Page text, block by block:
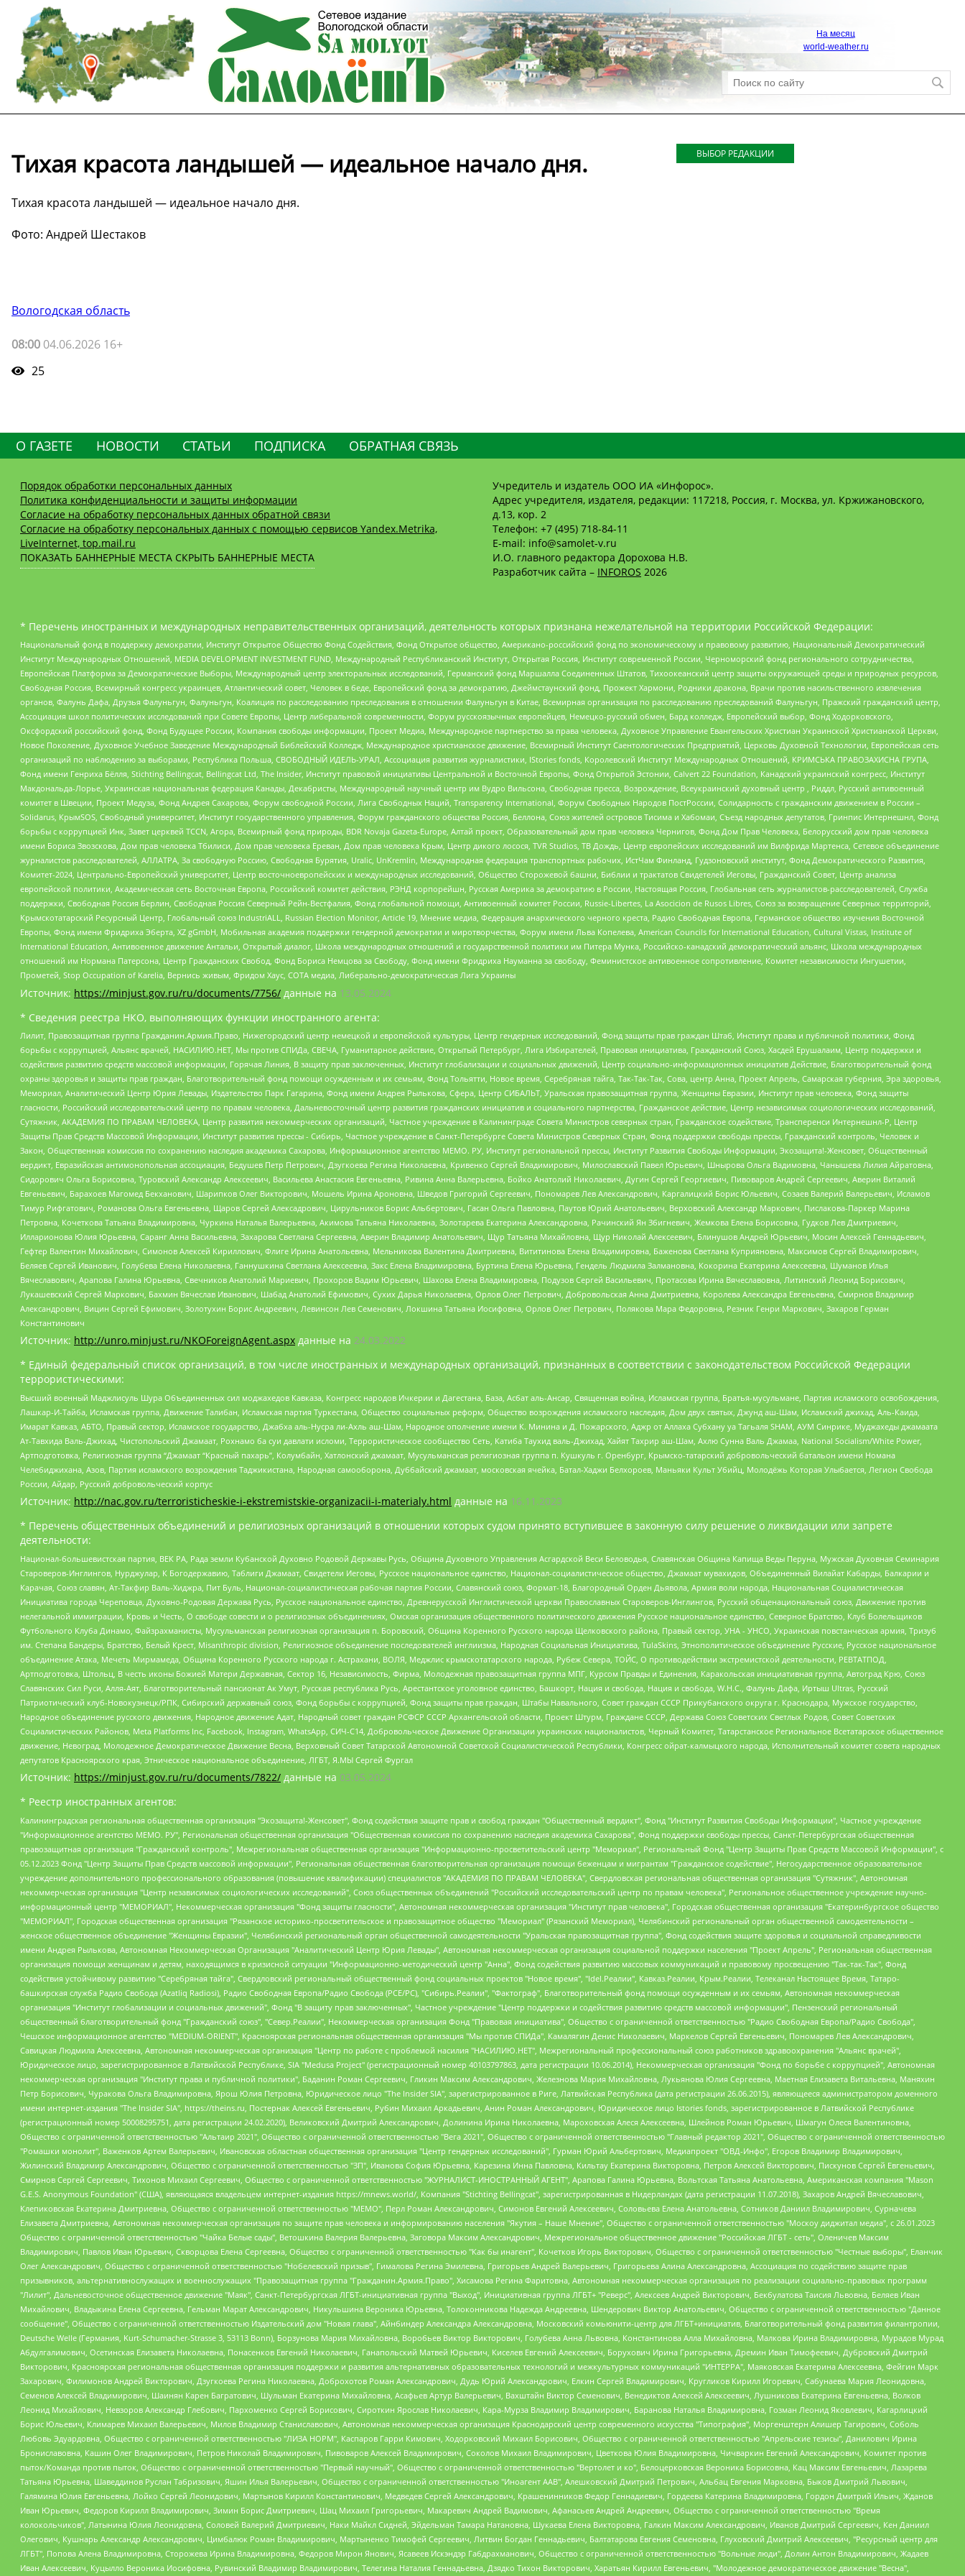
На месяц
world-weather.ru
Тихая красота ландышей — идеальное начало дня.
Тихая красота ландышей — идеальное начало дня.
Фото: Андрей Шестаков
Вологодская область
08:00 04.06.2026 16+
25
ВЫБОР РЕДАКЦИИ
О ГАЗЕТЕ НОВОСТИ СТАТЬИ ПОДПИСКА ОБРАТНАЯ СВЯЗЬ
Порядок обработки персональных данных
Политика конфиденциальности и защиты информации
Согласие на обработку персональных данных обратной связи
Согласие на обработку персональных данных с помощью сервисов Yandex.Metrika,
LiveInternet, top.mail.ru
ПОКАЗАТЬ БАННЕРНЫЕ МЕСТА СКРЫТЬ БАННЕРНЫЕ МЕСТА
Учредитель и издатель ООО ИА «Инфорос».
Адрес учредителя, издателя, редакции: 117218, Россия, г. Москва, ул. Кржижановского,
д.13, кор. 2
Телефон: +7 (495) 718-84-11
E-mail: info@samolet-v.ru
И.О. главного редактора Дорохова Н.В.
Разработчик сайта – INFOROS 2026
* Перечень иностранных и международных неправительственных организаций, деятельность которых признана нежелательной на территории Российской Федерации:
Национальный фонд в поддержку демократии, Институт Открытое Общество Фонд Содействия, Фонд Открытое общество, Американо-российский фонд по экономическому и правовому развитию, Национальный Демократический
Институт Международных Отношений, MEDIA DEVELOPMENT INVESTMENT FUND, Международный Республиканский Институт, Открытая Россия, Институт современной России, Черноморский фонд регионального сотрудничества,
Европейская Платформа за Демократические Выборы, Международный центр электоральных исследований, Германский фонд Маршалла Соединенных Штатов, Тихоокеанский центр защиты окружающей среды и природных ресурсов,
Свободная Россия, Всемирный конгресс украинцев, Атлантический совет, Человек в беде, Европейский фонд за демократию, Джеймстаунский фонд, Прожект Хармони, Родники дракона, Врачи против насильственного извлечения
органов, Фалунь Дафа, Друзья Фалуньгун, Фалуньгун, Коалиция по расследованию преследования в отношении Фалуньгун в Китае, Всемирная организация по расследованию преследований Фалуньгун, Пражский гражданский центр,
Ассоциация школ политических исследований при Совете Европы, Центр либеральной современности, Форум русскоязычных европейцев, Немецко-русский обмен, Бард колледж, Европейский выбор, Фонд Ходорковского,
Оксфордский российский фонд, Фонд Будущее России, Компания свободы информации, Проект Медиа, Международное партнерство за права человека, Духовное Управление Евангельских Христиан Украинской Христианской Церкви,
Новое Поколение, Духовное Учебное Заведение Международный Библейский Колледж, Международное христианское движение, Всемирный Институт Саентологических Предприятий, Церковь Духовной Технологии, Европейская сеть
организаций по наблюдению за выборами, Республика Польша, СВОБОДНЫЙ ИДЕЛЬ-УРАЛ, Ассоциация развития журналистики, IStories fonds, Королевский Институт Международных Отношений, КРИМСЬКА ПРАВОЗАХИСНА ГРУПА,
Фонд имени Генриха Бёлля, Stichting Bellingcat, Bellingcat Ltd, The Insider, Институт правовой инициативы Центральной и Восточной Европы, Фонд Открытой Эстонии, Calvert 22 Foundation, Канадский украинский конгресс, Институт
Макдональда-Лорье, Украинская национальная федерация Канады, Декабристы, Международный научный центр им Вудро Вильсона, Свободная пресса, Возрождение, Всеукраинский духовный центр , Риддл, Русский антивоенный
комитет в Швеции, Проект Медуза, Фонд Андрея Сахарова, Форум свободной России, Лига Свободных Наций, Transparеncy International, Форум Свободных Народов ПостРоссии, Солидарность с гражданским движением в России –
Solidarus, КрымSOS, Свободный университет, Институт государственного управления, Форум гражданского общества Россия, Беллона, Союз жителей островов Тисима и Хабомаи, Съезд народных депутатов, Гринпис Интернешнл, Фонд
борьбы с коррупцией Инк, Завет церквей TCCN, Агора, Всемирный фонд природы, BDR Novaja Gazeta-Europe, Алтай проект, Образовательный дом прав человека Чернигов, Фонд Дом Прав Человека, Белорусский дом прав человека
имени Бориса Звозскова, Дом прав человека Тбилиси, Дом прав человека Ереван, Дом прав человека Крым, Центр дикого лосося, TVR Studios, ТВ Дождь, Центр европейских исследований им Вилфрида Мартенса, Сетевое объединение
журналистов расследователей, АЛЛАТРА, За свободную Россию, Свободная Бурятия, Uralic, UnKremlin, Международная федерация транспортных рабочих, ИстЧам Финланд, Гудзоновский институт, Фонд Демократического Развития,
Комитет-2024, Центрально-Европейский университет, Центр восточноевропейских и международных исследований, Общество Сторожевой башни, Библии и трактатов Свидетелей Иеговы, Гражданский Совет, Центр анализа
европейской политики, Академическая сеть Восточная Европа, Российский комитет действия, РЭНД корпорейшн, Русская Америка за демократию в России, Настоящая Россия, Глобальная сеть журналистов-расследователей, Служба
поддержки, Свободная Россия Берлин, Свободная Россия Северный Рейн-Вестфалия, Фонд глобальной помощи, Антивоенный комитет России, Russie-Libertes, La Asocicion de Rusos Libres, Союз за возвращение Северных территорий,
Крымскотатарский Ресурсный Центр, Глобальный союз IndustriALL, Russian Election Monitor, Article 19, Мнение медиа, Федерация анархического черного креста, Радио Свободная Европа, Германское общество изучения Восточной
Европы, Фонд имени Фридриха Эберта, XZ gGmbH, Мобильная академия поддержки гендерной демократии и миротворчества, Форум имени Льва Копелева, American Councils for International Education, Cultural Vistas, Institute of
International Education, Антивоенное движение Антальи, Открытый диалог, Школа международных отношений и государственной политики им Питера Мунка, Российско-канадский демократический альянс, Школа международных
отношений им Нормана Патерсона, Центр Гражданских Свобод, Фонд Бориса Немцова за Свободу, Фонд имени Фридриха Науманна за свободу, Феминистское антивоенное сопротивление, Комитет независимости Ингушетии,
Прометей, Stop Occupation of Karelia, Вернись живым, Фридом Хаус, СОТА медиа, Либерально-демократическая Лига Украины
Источник: https://minjust.gov.ru/ru/documents/7756/ данные на 13.05.2024
* Сведения реестра НКО, выполняющих функции иностранного агента:
Лилит, Правозащитная группа Гражданин.Армия.Право, Нижегородский центр немецкой и европейской культуры, Центр гендерных исследований, Фонд защиты прав граждан Штаб, Институт права и публичной политики, Фонд
борьбы с коррупцией, Альянс врачей, НАСИЛИЮ.НЕТ, Мы против СПИДа, СВЕЧА, Гуманитарное действие, Открытый Петербург, Лига Избирателей, Правовая инициатива, Гражданский Союз, Хасдей Ерушалаим, Центр поддержки и
содействия развитию средств массовой информации, Горячая Линия, В защиту прав заключенных, Институт глобализации и социальных движений, Центр социально-информационных инициатив Действие, Благотворительный фонд
охраны здоровья и защиты прав граждан, Благотворительный фонд помощи осужденным и их семьям, Фонд Тольятти, Новое время, Серебряная тайга, Так-Так-Так, Сова, центр Анна, Проект Апрель, Самарская губерния, Эра здоровья,
Мемориал, Аналитический Центр Юрия Левады, Издательство Парк Гагарина, Фонд имени Андрея Рылькова, Сфера, Центр СИБАЛЬТ, Уральская правозащитная группа, Женщины Евразии, Институт прав человека, Фонд защиты
гласности, Российский исследовательский центр по правам человека, Дальневосточный центр развития гражданских инициатив и социального партнерства, Гражданское действие, Центр независимых социологических исследований,
Сутяжник, АКАДЕМИЯ ПО ПРАВАМ ЧЕЛОВЕКА, Центр развития некоммерческих организаций, Частное учреждение в Калининграде Совета Министров северных стран, Гражданское содействие, Трансперенси Интернешнл-Р, Центр
Защиты Прав Средств Массовой Информации, Институт развития прессы - Сибирь, Частное учреждение в Санкт-Петербурге Совета Министров Северных Стран, Фонд поддержки свободы прессы, Гражданский контроль, Человек и
Закон, Общественная комиссия по сохранению наследия академика Сахарова, Информационное агентство МЕМО. РУ, Институт региональной прессы, Институт Развития Свободы Информации, Экозащита!-Женсовет, Общественный
вердикт, Евразийская антимонопольная ассоциация, Бедушев Петр Петрович, Дзугкоева Регина Николаевна, Кривенко Сергей Владимирович, Милославский Павел Юрьевич, Шнырова Ольга Вадимовна, Чанышева Лилия Айратовна,
Сидорович Ольга Борисовна, Туровский Александр Алексеевич, Васильева Анастасия Евгеньевна, Ривина Анна Валерьевна, Бойко Анатолий Николаевич, Дугин Сергей Георгиевич, Пивоваров Андрей Сергеевич, Аверин Виталий
Евгеньевич, Барахоев Магомед Бекханович, Шарипков Олег Викторович, Мошель Ирина Ароновна, Шведов Григорий Сергеевич, Пономарев Лев Александрович, Каргалицкий Борис Юльевич, Созаев Валерий Валерьевич, Исламов
Тимур Рифгатович, Романова Ольга Евгеньевна, Щаров Сергей Алексадрович, Цирульников Борис Альбертович, Гасан Ольга Павловна, Паутов Юрий Анатольевич, Верховский Александр Маркович, Пислакова-Паркер Марина
Петровна, Кочеткова Татьяна Владимировна, Чуркина Наталья Валерьевна, Акимова Татьяна Николаевна, Золотарева Екатерина Александровна, Рачинский Ян Збигневич, Жемкова Елена Борисовна, Гудков Лев Дмитриевич,
Илларионова Юлия Юрьевна, Саранг Анна Васильевна, Захарова Светлана Сергеевна, Аверин Владимир Анатольевич, Щур Татьяна Михайловна, Щур Николай Алексеевич, Блинушов Андрей Юрьевич, Мосин Алексей Геннадьевич,
Гефтер Валентин Михайлович, Симонов Алексей Кириллович, Флиге Ирина Анатольевна, Мельникова Валентина Дмитриевна, Вититинова Елена Владимировна, Баженова Светлана Куприяновна, Максимов Сергей Владимирович,
Беляев Сергей Иванович, Голубева Елена Николаевна, Ганнушкина Светлана Алексеевна, Закс Елена Владимировна, Буртина Елена Юрьевна, Гендель Людмила Залмановна, Кокорина Екатерина Алексеевна, Шуманов Илья
Вячеславович, Арапова Галина Юрьевна, Свечников Анатолий Мариевич, Прохоров Вадим Юрьевич, Шахова Елена Владимировна, Подузов Сергей Васильевич, Протасова Ирина Вячеславовна, Литинский Леонид Борисович,
Лукашевский Сергей Маркович, Бахмин Вячеслав Иванович, Шабад Анатолий Ефимович, Сухих Дарья Николаевна, Орлов Олег Петрович, Добровольская Анна Дмитриевна, Королева Александра Евгеньевна, Смирнов Владимир
Александрович, Вицин Сергей Ефимович, Золотухин Борис Андреевич, Левинсон Лев Семенович, Локшина Татьяна Иосифовна, Орлов Олег Петрович, Полякова Мара Федоровна, Резник Генри Маркович, Захаров Герман
Константинович
Источник: http://unro.minjust.ru/NKOForeignAgent.aspx данные на 24.03.2022
* Единый федеральный список организаций, в том числе иностранных и международных организаций, признанных в соответствии с законодательством Российской Федерации
террористическими:
Высший военный Маджлисуль Шура Объединенных сил моджахедов Кавказа, Конгресс народов Ичкерии и Дагестана, База, Асбат аль-Ансар, Священная война, Исламская группа, Братья-мусульмане, Партия исламского освобождения,
Лашкар-И-Тайба, Исламская группа, Движение Талибан, Исламская партия Туркестана, Общество социальных реформ, Общество возрождения исламского наследия, Дом двух святых, Джунд аш-Шам, Исламский джихад, Аль-Каида,
Имарат Кавказ, АБТО, Правый сектор, Исламское государство, Джабха аль-Нусра ли-Ахль аш-Шам, Народное ополчение имени К. Минина и Д. Пожарского, Аджр от Аллаха Субхану уа Тагьаля SHAM, АУМ Синрике, Муджахеды джамаата
Ат-Тавхида Валь-Джихад, Чистопольский Джамаат, Рохнамо ба суи давлати исломи, Террористическое сообщество Сеть, Катиба Таухид валь-Джихад, Хайят Тахрир аш-Шам, Ахлю Сунна Валь Джамаа, National Socialism/White Power,
Артподготовка, Религиозная группа “Джамаат “Красный пахарь”, Колумбайн, Хатлонский джамаат, Мусульманская религиозная группа п. Кушкуль г. Оренбург, Крымско-татарский добровольческий батальон имени Номана
Челебиджихана, Азов, Партия исламского возрождения Таджикистана, Народная самооборона, Дуббайский джамаат, московская ячейка, Батал-Хаджи Белхороев, Маньяки Культ Убийц, Молодёжь Которая Улыбается, Легион Свобода
России, Айдар, Русский добровольческий корпус
Источник: http://nac.gov.ru/terroristicheskie-i-ekstremistskie-organizacii-i-materialy.html данные на 16.11.2023
* Перечень общественных объединений и религиозных организаций в отношении которых судом принято вступившее в законную силу решение о ликвидации или запрете
деятельности:
Национал-большевистская партия, ВЕК РА, Рада земли Кубанской Духовно Родовой Державы Русь, Община Духовного Управления Асгардской Веси Беловодья, Славянская Община Капища Веды Перуна, Мужская Духовная Семинария
Староверов-Инглингов, Нурджулар, К Богодержавию, Таблиги Джамаат, Свидетели Иеговы, Русское национальное единство, Национал-социалистическое общество, Джамаат мувахидов, Объединенный Вилайат Кабарды, Балкарии и
Карачая, Союз славян, Ат-Такфир Валь-Хиджра, Пит Буль, Национал-социалистическая рабочая партия России, Славянский союз, Формат-18, Благородный Орден Дьявола, Армия воли народа, Национальная Социалистическая
Инициатива города Череповца, Духовно-Родовая Держава Русь, Русское национальное единство, Древнерусской Инглистической церкви Православных Староверов-Инглингов, Русский общенациональный союз, Движение против
нелегальной иммиграции, Кровь и Честь, О свободе совести и о религиозных объединениях, Омская организация общественного политического движения Русское национальное единство, Северное Братство, Клуб Болельщиков
Футбольного Клуба Динамо, Файзрахманисты, Мусульманская религиозная организация п. Боровский, Община Коренного Русского народа Щелковского района, Правый сектор, УНА - УНСО, Украинская повстанческая армия, Тризуб
им. Степана Бандеры, Братство, Белый Крест, Misanthropic division, Религиозное объединение последователей инглиизма, Народная Социальная Инициатива, TulaSkins, Этнополитическое объединение Русские, Русское национальное
объединение Атака, Мечеть Мирмамеда, Община Коренного Русского народа г. Астрахани, ВОЛЯ, Меджлис крымскотатарского народа, Рубеж Севера, ТОЙС, О противодействии экстремистской деятельности, РЕВТАТПОД,
Артподготовка, Штольц, В честь иконы Божией Матери Державная, Сектор 16, Независимость, Фирма, Молодежная правозащитная группа МПГ, Курсом Правды и Единения, Каракольская инициативная группа, Автоград Крю, Союз
Славянских Сил Руси, Алля-Аят, Благотворительный пансионат Ак Умут, Русская республика Русь, Арестантское уголовное единство, Башкорт, Нация и свобода, Нация и свобода, W.H.С., Фалунь Дафа, Иртыш Ultras, Русский
Патриотический клуб-Новокузнецк/РПК, Сибирский державный союз, Фонд борьбы с коррупцией, Фонд защиты прав граждан, Штабы Навального, Совет граждан СССР Прикубанского округа г. Краснодара, Мужское государство,
Народное объединение русского движения, Народное движение Адат, Народный совет граждан РСФСР СССР Архангельской области, Проект Штурм, Граждане СССР, Держава Союз Советских Светлых Родов, Совет Советских
Социалистических Районов, Meta Platforms Inc, Facebook, Instagram, WhatsApp, СИЧ-С14, Добровольческое Движение Организации украинских националистов, Черный Комитет, Татарстанское Региональное Всетатарское общественное
движение, Невоград, Молодежное Демократическое Движение Весна, Верховный Совет Татарской Автономной Советской Социалистической Республики, Конгресс ойрат-калмыцкого народа, Исполнительный комитет совета народных
депутатов Красноярского края, Этническое национальное объединение, ЛГБТ, Я.МЫ Сергей Фургал
Источник: https://minjust.gov.ru/ru/documents/7822/ данные на 03.05.2024
* Реестр иностранных агентов:
Калининградская региональная общественная организация "Экозащита!-Женсовет", Фонд содействия защите прав и свобод граждан "Общественный вердикт", Фонд "Институт Развития Свободы Информации", Частное учреждение "Информационное агентство МЕМО. РУ", Региональная общественная организация "Общественная комиссия по сохранению наследия академика Сахарова", Фонд поддержки свободы прессы, Санкт-Петербургская общественная правозащитная организация "Гражданский контроль", Межрегиональная общественная организация "Информационно-просветительский центр "Мемориал", Региональный Фонд "Центр Защиты Прав Средств Массовой Информации", с 05.12.2023 Фонд "Центр Защиты Прав Средств массовой информации", Региональная общественная благотворительная организация помощи беженцам и мигрантам "Гражданское содействие", Негосударственное образовательное учреждение дополнительного профессионального образования (повышение квалификации) специалистов "АКАДЕМИЯ ПО ПРАВАМ ЧЕЛОВЕКА", Свердловская региональная общественная организация "Сутяжник", Автономная некоммерческая организация "Центр независимых социологических исследований", Союз общественных объединений "Российский исследовательский центр по правам человека", Региональное общественное учреждение научно-информационный центр "МЕМОРИАЛ", Некоммерческая организация "Фонд защиты гласности", Автономная некоммерческая организация "Институт прав человека", Городская общественная организация "Екатеринбургское общество "МЕМОРИАЛ", Городская общественная организация "Рязанское историко-просветительское и правозащитное общество "Мемориал" (Рязанский Мемориал), Челябинский региональный орган общественной самодеятельности – женское общественное объединение "Женщины Евразии", Челябинский региональный орган общественной самодеятельности "Уральская правозащитная группа", Фонд содействия защите здоровья и социальной справедливости имени Андрея Рылькова, Автономная Некоммерческая Организация "Аналитический Центр Юрия Левады", Автономная некоммерческая организация социальной поддержки населения "Проект Апрель", Региональная общественная организация помощи женщинам и детям, находящимся в кризисной ситуации "Информационно-методический центр "Анна", Фонд содействия развитию массовых коммуникаций и правовому просвещению "Так-так-Так", Фонд содействия устойчивому развитию "Серебряная тайга", Свердловский региональный общественный фонд социальных проектов "Новое время", "Idel.Реалии", Кавказ.Реалии, Крым.Реалии, Телеканал Настоящее Время, Татаро-башкирская служба Радио Свобода (Azatliq Radiosi), Радио Свободная Европа/Радио Свобода (PCE/PC), "Сибирь.Реалии", "Фактограф", Благотворительный фонд помощи осужденным и их семьям, Автономная некоммерческая организация "Институт глобализации и социальных движений", Фонд "В защиту прав заключенных", Частное учреждение "Центр поддержки и содействия развитию средств массовой информации", Пензенский региональный общественный благотворительный фонд "Гражданский союз", "Север.Реалии", Некоммерческая организация Фонд "Правовая инициатива", Общество с ограниченной ответственностью "Радио Свободная Европа/Радио Свобода", Чешское информационное агентство "MEDIUM-ORIENT", Красноярская региональная общественная организация "Мы против СПИДа", Камалягин Денис Николаевич, Маркелов Сергей Евгеньевич, Пономарев Лев Александрович, Савицкая Людмила Алексеевна, Автономная некоммерческая организация "Центр по работе с проблемой насилия "НАСИЛИЮ.НЕТ", Межрегиональный профессиональный союз работников здравоохранения "Альянс врачей", Юридическое лицо, зарегистрированное в Латвийской Республике, SIA "Medusa Project" (регистрационный номер 40103797863, дата регистрации 10.06.2014), Некоммерческая организация "Фонд по борьбе с коррупцией", Автономная некоммерческая организация "Институт права и публичной политики", Баданин Роман Сергеевич, Гликин Максим Александрович, Железнова Мария Михайловна, Лукьянова Юлия Сергеевна, Маетная Елизавета Витальевна, Маняхин Петр Борисович, Чуракова Ольга Владимировна, Ярош Юлия Петровна, Юридическое лицо "The Insider SIA", зарегистрированное в Риге, Латвийская Республика (дата регистрации 26.06.2015), являющееся администратором доменного имени интернет-издания "The Insider SIA", https://theins.ru, Постернак Алексей Евгеньевич, Рубин Михаил Аркадьевич, Анин Роман Александрович, Юридическое лицо Istories fonds, зарегистрированное в Латвийской Республике (регистрационный номер 50008295751, дата регистрации 24.02.2020), Великовский Дмитрий Александрович, Долинина Ирина Николаевна, Мароховская Алеся Алексеевна, Шлейнов Роман Юрьевич, Шмагун Олеся Валентиновна, Общество с ограниченной ответственностью "Альтаир 2021", Общество с ограниченной ответственностью "Вега 2021", Общество с ограниченной ответственностью "Главный редактор 2021", Общество с ограниченной ответственностью "Ромашки монолит", Важенков Артем Валерьевич, Ивановская областная общественная организация "Центр гендерных исследований", Гурман Юрий Альбертович, Медиапроект "ОВД-Инфо", Егоров Владимир Владимирович, Жилинский Владимир Александрович, Общество с ограниченной ответственностью "ЗП", Иванова София Юрьевна, Карезина Инна Павловна, Кильтау Екатерина Викторовна, Петров Алексей Викторович, Пискунов Сергей Евгеньевич, Смирнов Сергей Сергеевич, Тихонов Михаил Сергеевич, Общество с ограниченной ответственностью "ЖУРНАЛИСТ-ИНОСТРАННЫЙ АГЕНТ", Арапова Галина Юрьевна, Вольтская Татьяна Анатольевна, Американская компания "Mason G.E.S. Anonymous Foundation" (США), являющаяся владельцем интернет-издания https://mnews.world/, Компания "Stichting Bellingcat", зарегистрированная в Нидерландах (дата регистрации 11.07.2018), Захаров Андрей Вячеславович, Клепиковская Екатерина Дмитриевна, Общество с ограниченной ответственностью "МЕМО", Перл Роман Александрович, Симонов Евгений Алексеевич, Соловьева Елена Анатольевна, Сотников Даниил Владимирович, Сурначева Елизавета Дмитриевна, Автономная некоммерческая организация по защите прав человека и информированию населения "Якутия – Наше Мнение", Общество с ограниченной ответственностью "Москоу диджитал медиа", с 26.01.2023 Общество с ограниченной ответственностью "Чайка Белые сады", Ветошкина Валерия Валерьевна, Заговора Максим Александрович, Межрегиональное общественное движение "Российская ЛГБТ - сеть", Оленичев Максим Владимирович, Павлов Иван Юрьевич, Скворцова Елена Сергеевна, Общество с ограниченной ответственностью "Как бы инагент", Кочетков Игорь Викторович, Общество с ограниченной ответственностью "Честные выборы", Еланчик Олег Александрович, Общество с ограниченной ответственностью "Нобелевский призыв", Гималова Регина Эмилевна, Григорьев Андрей Валерьевич, Григорьева Алина Александровна, Ассоциация по содействию защите прав призывников, альтернативнослужащих и военнослужащих "Правозащитная группа "Гражданин.Армия.Право", Хисамова Регина Фаритовна, Автономная некоммерческая организация по реализации социально-правовых программ "Лилит", Дальневосточное общественное движение "Маяк", Санкт-Петербургская ЛГБТ-инициативная группа "Выход", Инициативная группа ЛГБТ+ "Реверс", Алексеев Андрей Викторович, Бекбулатова Таисия Львовна, Беляев Иван Михайлович, Владыкина Елена Сергеевна, Гельман Марат Александрович, Никульшина Вероника Юрьевна, Толоконникова Надежда Андреевна, Шендерович Виктор Анатольевич, Общество с ограниченной ответственностью "Данное сообщение", Общество с ограниченной ответственностью Издательский дом "Новая глава", Айнбиндер Александра Александровна, Московский комьюнити-центр для ЛГБТ+инициатив, Благотворительный фонд развития филантропии, Deutsche Welle (Германия, Kurt-Schumacher-Strasse 3, 53113 Bonn), Борзунова Мария Михайловна, Воробьев Виктор Викторович, Голубева Анна Львовна, Константинова Алла Михайловна, Малкова Ирина Владимировна, Мурадов Мурад Абдулгалимович, Осетинская Елизавета Николаевна, Понасенков Евгений Николаевич, Ганапольский Матвей Юрьевич, Киселев Евгений Алексеевич, Борухович Ирина Григорьевна, Дремин Иван Тимофеевич, Дубровский Дмитрий Викторович, Красноярская региональная общественная организация поддержки и развития альтернативных образовательных технологий и межкультурных коммуникаций "ИНТЕРРА", Маяковская Екатерина Алексеевна, Фейгин Марк Захарович, Филимонов Андрей Викторович, Дзугкоева Регина Николаевна, Доброхотов Роман Александрович, Дудь Юрий Александрович, Елкин Сергей Владимирович, Кругликов Кирилл Игоревич, Сабунаева Мария Леонидовна, Семенов Алексей Владимирович, Шаинян Карен Багратович, Шульман Екатерина Михайловна, Асафьев Артур Валерьевич, Вахштайн Виктор Семенович, Венедиктов Алексей Алексеевич, Лушникова Екатерина Евгеньевна, Волков Леонид Михайлович, Невзоров Александр Глебович, Пархоменко Сергей Борисович, Сироткин Ярослав Николаевич, Кара-Мурза Владимир Владимирович, Баранова Наталья Владимировна, Гозман Леонид Яковлевич, Кагарлицкий Борис Юльевич, Климарев Михаил Валерьевич, Милов Владимир Станиславович, Автономная некоммерческая организация Краснодарский центр современного искусства "Типография", Моргенштерн Алишер Тагирович, Соболь Любовь Эдуардовна, Общество с ограниченной ответственностью "ЛИЗА НОРМ", Каспаров Гарри Кимович, Ходорковский Михаил Борисович, Общество с ограниченной ответственностью "Апрельские тезисы", Данилович Ирина Брониславовна, Кашин Олег Владимирович, Петров Николай Владимирович, Пивоваров Алексей Владимирович, Соколов Михаил Владимирович, Цветкова Юлия Владимировна, Чичваркин Евгений Александрович, Комитет против пыток/Команда против пыток, Общество с ограниченной ответственностью "Первый научный", Общество с ограниченной ответственностью "Вертолет и ко", Белоцерковская Вероника Борисовна, Кац Максим Евгеньевич, Лазарева Татьяна Юрьевна, Шаведдинов Руслан Табризович, Яшин Илья Валерьевич, Общество с ограниченной ответственностью "Иноагент ААВ", Алешковский Дмитрий Петрович, Альбац Евгения Марковна, Быков Дмитрий Львович, Галямина Юлия Евгеньевна, Лойко Сергей Леонидович, Мартынов Кирилл Константинович, Медведев Сергей Александрович, Крашенинников Федор Геннадиевич, Гордеева Катерина Вл